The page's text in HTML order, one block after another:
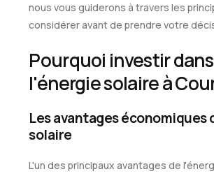
nous vous guiderons à travers les
considérer avant de prendre votre
Pourquoi investir dans
l'énergie solaire à
Les avantages économiques
solaire
L'un des principaux avantages de